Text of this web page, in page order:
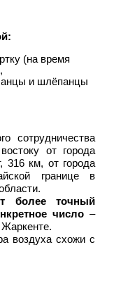
(на время
и шлёпанцы
сотрудничества
от города
316 км, от города
границе в
более точный
число–
Жаркенте.
воздуха схожи с